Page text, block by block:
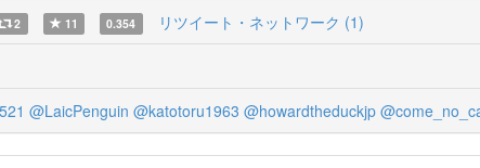
2 11 0.354 リツイート・ネットワーク (1)
@LaicPenguin @katotoru1963 @howardtheduckjp